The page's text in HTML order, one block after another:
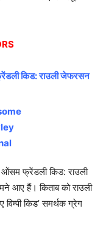
किड: राउली जेफरसन
फ्रेंडली किड: राउली
आए हैं। किताब को राउली
किड’ समर्थक ग्रेग